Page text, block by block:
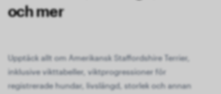
och mer
Upptäck allt om Amerikansk Staffordshire Terrier,
inklusive vikttabeller, viktprogressioner för
registrerade hundar, livslängd, storlek och annan